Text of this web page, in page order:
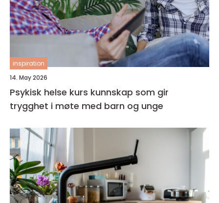
inspiration
14. May 2026
Psykisk helse kurs kunnskap som gir
trygghet i møte med barn og unge